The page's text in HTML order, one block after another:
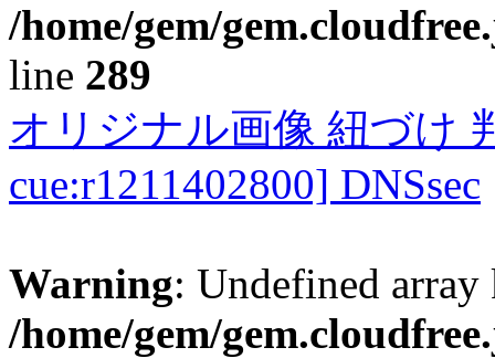
/home/gem/
line 289
オリジナル画像 紐づけ
cue:r1211402800] DNSsec
Warning: Undefined
/home/gem/